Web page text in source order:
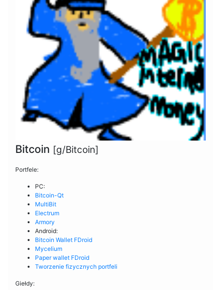
Bitcoin [g/Bitcoin]
Portfele:
PC:
Bitcoin-Qt
MultiBit
Electrum
Armory
Android:
Bitcoin Wallet FDroid
Mycelium
Paper wallet FDroid
Tworzenie fizycznych portfeli
Giełdy: